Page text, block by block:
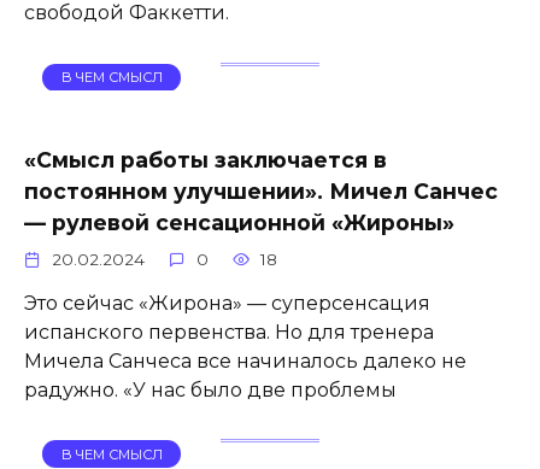
свободой Факкетти.
В ЧЕМ СМЫСЛ
«Смысл работы заключается в
постоянном улучшении». Мичел Санчес
— рулевой сенсационной «Жироны»
20.02.2024 0 18
Это сейчас «Жирона» — суперсенсация
испанского первенства. Но для тренера
Мичела Санчеса все начиналось далеко не
радужно. «У нас было две проблемы
В ЧЕМ СМЫСЛ